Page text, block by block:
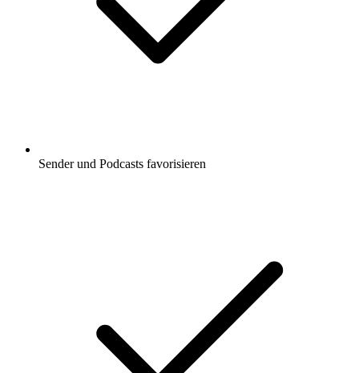
Sender und Podcasts favorisieren